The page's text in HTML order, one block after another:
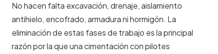
No hacen falta excavación, drenaje, aislamiento
antihielo, encofrado, armadura ni hormigón. La
eliminación de estas fases de trabajo es la principal
razón por la que una cimentación con pilotes